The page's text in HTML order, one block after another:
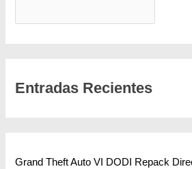
Entradas Recientes
Grand Theft Auto VI DODI Repack